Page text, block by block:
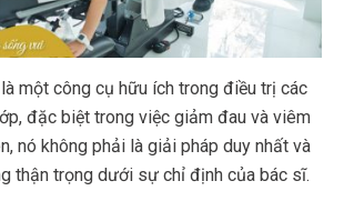
một công cụ hữu ích trong điều trị các
đặc biệt trong việc giảm đau và viêm
nó không phải là giải pháp duy nhất và
thận trọng dưới sự chỉ định của bác sĩ.